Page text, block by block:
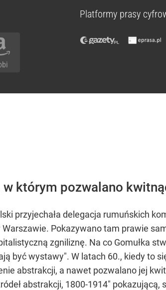
Platformy prasy
którym pozwalano
przyjechała delegacja rumuńskich
Pokazywano tam prawie
zgniliznę. Na co Gomułka
być wystawy". W latach 60., kiedy to
abstrakcji, a nawet pozwalano jej
abstrakcji, 1800-1914" pokazującą,